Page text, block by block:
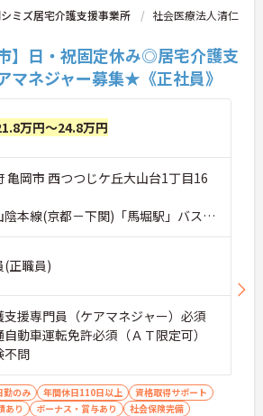
ミズ居宅介護支援事業所
社会医療法人清仁
】日・祝固定休み◎居宅介護支
マネジャー募集★《正社員》
万円～24.8万円
亀岡市 西つつじケ丘大山台1丁目16
陰本線(京都－下関)「馬堀駅」バス・
(正職員)
援専門員（ケアマネジャー）必須
動車運転免許必須（ＡＴ限定可）
問
勤のみ 年間休日110日以上
資格取得サポート
あり
ボーナス・賞与あり
社会保険完備